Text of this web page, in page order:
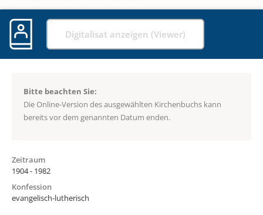
Digitalisat anzeigen (Viewer)
Bitte beachten Sie:
Die Online-Version des ausgewählten Kirchenbuchs kann
bereits vor dem genannten Datum enden.
Zeitraum
1904 - 1982
Konfession
evangelisch-lutherisch